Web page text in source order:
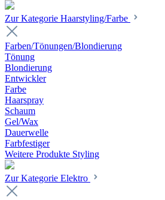
Zur Kategorie Haarstyling/Farbe
Farben/Tönungen/Blondierung
Tönung
Blondierung
Entwickler
Farbe
Haarspray
Schaum
Gel/Wax
Dauerwelle
Farbfestiger
Weitere Produkte Styling
Zur Kategorie Elektro